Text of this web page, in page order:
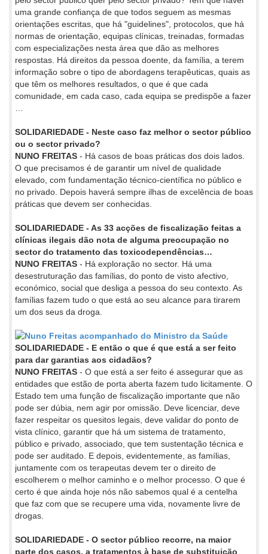
uma grande confiança de que todos seguem as mesmas
orientações escritas, que há "guidelines", protocolos, que há
normas de orientação, equipas clínicas, treinadas, formadas
com especializações nesta área que dão as melhores
respostas. Há direitos da pessoa doente, da família, a terem
informação sobre o tipo de abordagens terapêuticas, quais as
que têm os melhores resultados, o que é que cada
comunidade, em cada caso, cada equipa se predispõe a fazer
SOLIDARIEDADE - Neste caso faz melhor o sector público
ou o sector privado?
NUNO FREITAS - Há casos de boas práticas dos dois lados.
O que precisamos é de garantir um nível de qualidade
elevado, com fundamentação técnico-científica no público e
no privado. Depois haverá sempre ilhas de excelência de boas
práticas que devem ser conhecidas.
SOLIDARIEDADE - As 33 acções de fiscalização feitas a
clínicas ilegais dão nota de alguma preocupação no
sector do tratamento das toxicodependências…
NUNO FREITAS - Há exploração no sector. Há uma
desestruturação das famílias, do ponto de visto afectivo,
económico, social que desliga a pessoa do seu contexto. As
famílias fazem tudo o que está ao seu alcance para tirarem
um dos seus da droga.
SOLIDARIEDADE - E então o que é que está a ser feito
para dar garantias aos cidadãos?
NUNO FREITAS - O que está a ser feito é assegurar que as
entidades que estão de porta aberta fazem tudo licitamente. O
Estado tem uma função de fiscalização importante que não
pode ser dúbia, nem agir por omissão. Deve licenciar, deve
fazer respeitar os quesitos legais, deve validar do ponto de
vista clínico, garantir que há um sistema de tratamento,
público e privado, associado, que tem sustentação técnica e
pode ser auditado. E depois, evidentemente, as famílias,
juntamente com os terapeutas devem ter o direito de
escolherem o melhor caminho e o melhor processo. O que é
certo é que ainda hoje nós não sabemos qual é a centelha
que faz com que se recupere uma vida, novamente livre de
drogas.
SOLIDARIEDADE - O sector público recorre, na maior
parte dos casos, a tratamentos à base de substituição